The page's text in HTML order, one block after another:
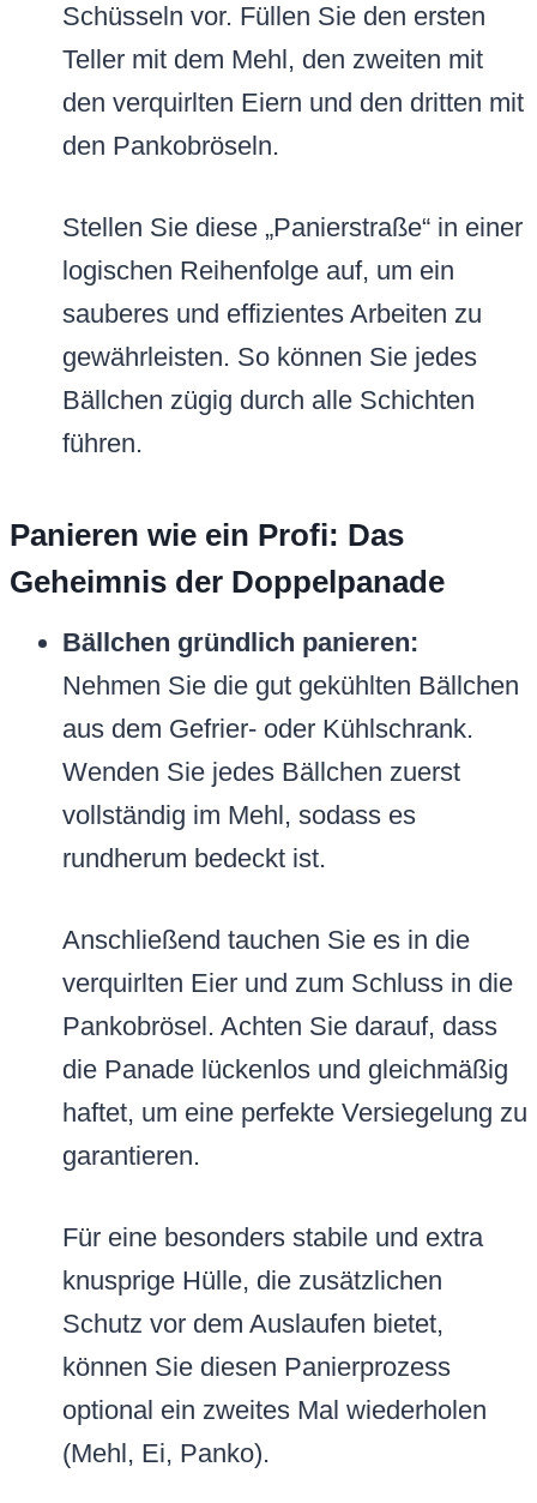
Schüsseln vor. Füllen Sie den ersten
Teller mit dem Mehl, den zweiten mit
den verquirlten Eiern und den dritten mit
den Pankobröseln.
Stellen Sie diese „Panierstraße“ in einer
logischen Reihenfolge auf, um ein
sauberes und effizientes Arbeiten zu
gewährleisten. So können Sie jedes
Bällchen zügig durch alle Schichten
führen.
Panieren wie ein Profi: Das
Geheimnis der Doppelpanade
Bällchen gründlich panieren:
Nehmen Sie die gut gekühlten Bällchen
aus dem Gefrier- oder Kühlschrank.
Wenden Sie jedes Bällchen zuerst
vollständig im Mehl, sodass es
rundherum bedeckt ist.
Anschließend tauchen Sie es in die
verquirlten Eier und zum Schluss in die
Pankobrösel. Achten Sie darauf, dass
die Panade lückenlos und gleichmäßig
haftet, um eine perfekte Versiegelung zu
garantieren.
Für eine besonders stabile und extra
knusprige Hülle, die zusätzlichen
Schutz vor dem Auslaufen bietet,
können Sie diesen Panierprozess
optional ein zweites Mal wiederholen
(Mehl, Ei, Panko).